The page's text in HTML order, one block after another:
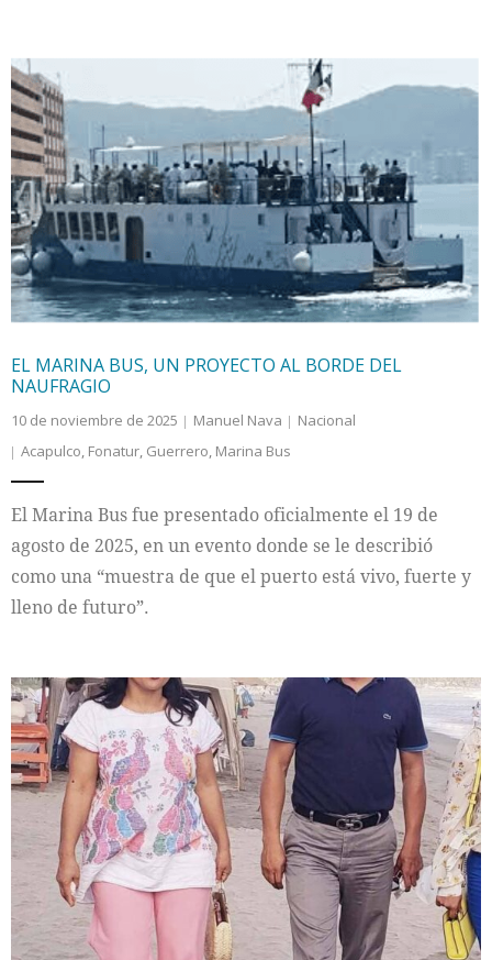
EL MARINA BUS, UN PROYECTO AL BORDE DEL
NAUFRAGIO
10 de noviembre de 2025 Manuel Nava
Nacional
Acapulco, Fonatur, Guerrero, Marina Bus
El Marina Bus fue presentado oficialmente el 19 de
agosto de 2025, en un evento donde se le describió
como una “muestra de que el puerto está vivo, fuerte y
lleno de futuro”.